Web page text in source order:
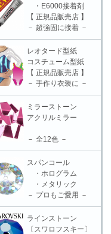
・E6000接着剤
【 正規品販売店 】
－ 超強固に接着 －
レオタード型紙
コスチューム型紙
【 正規品販売店 】
－ 手作り衣装に －
ミラーストーン
アクリルミラー
－ 全12色 －
スパンコール
・ホログラム
・メタリック
－ プロもご愛用 －
ラインストーン
〔スワロフスキー〕